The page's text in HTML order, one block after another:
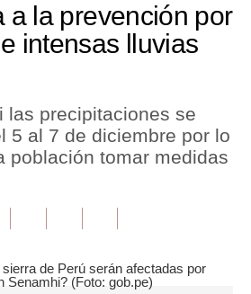
a la prevención por
intensas lluvias
las precipitaciones se
5 al 7 de diciembre por lo
población tomar medidas